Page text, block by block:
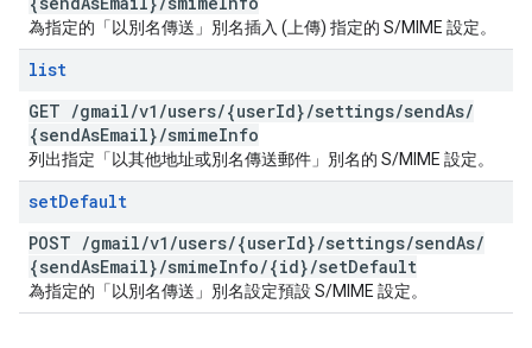
為指定的「以別名傳送」別名插入 (上傳) 指定的 S/MIME 設定。
list
GET /gmail/v1 /users/{userId}/settings/sendAs/
{sendAsEmail}/smimeInfo
列出指定「以其他地址或別名傳送郵件」別名的 S/MIME 設定。
setDefault
POST /gmail/v1 /users/{userId}/settings/sendAs/
{sendAsEmail}/smimeInfo/{id}/setDefault
為指定的「以別名傳送」別名設定預設 S/MIME 設定。